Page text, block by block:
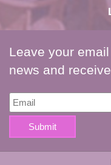
Leave your
news and